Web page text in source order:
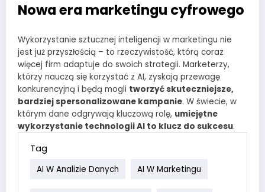
Nowa era marketingu cyfrowego
Wykorzystanie sztucznej inteligencji w marketingu nie
jest już przyszłością – to rzeczywistość, którą coraz
więcej firm adaptuje do swoich strategii. Marketerzy,
którzy nauczą się korzystać z AI, zyskają przewagę
konkurencyjną i będą mogli tworzyć skuteczniejsze,
bardziej spersonalizowane kampanie. W świecie, w
którym dane odgrywają kluczową rolę, umiejętne
wykorzystanie technologii AI to klucz do sukcesu.
Tag
AI W Analizie Danych AI W Marketingu